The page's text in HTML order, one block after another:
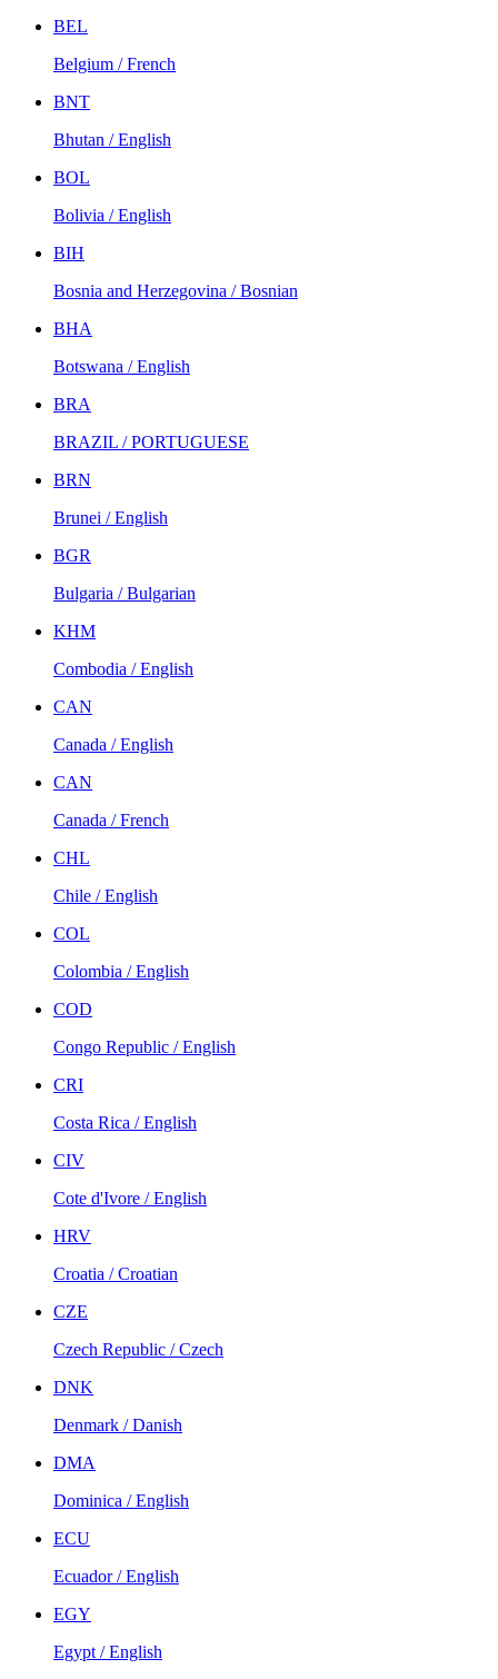
BEL
Belgium / French
BNT
Bhutan / English
BOL
Bolivia / English
BIH
Bosnia and Herzegovina / Bosnian
BHA
Botswana / English
BRA
BRAZIL / PORTUGUESE
BRN
Brunei / English
BGR
Bulgaria / Bulgarian
KHM
Combodia / English
CAN
Canada / English
CAN
Canada / French
CHL
Chile / English
COL
Colombia / English
COD
Congo Republic / English
CRI
Costa Rica / English
CIV
Cote d'Ivore / English
HRV
Croatia / Croatian
CZE
Czech Republic / Czech
DNK
Denmark / Danish
DMA
Dominica / English
ECU
Ecuador / English
EGY
Egypt / English